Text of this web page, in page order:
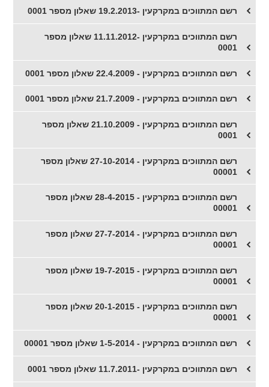
רשם המתווכים במקרקעין -19.2.2013 שאלון מספר 0001
​רשם המתווכים במקרקעין -11.11.2012 שאלון מספר
0001
​רשם המתווכים במקרקעין - 22.4.2009 שאלון מספר 0001
רשם המתווכים במקרקעין - 21.7.2009 שאלון מספר 0001
רשם המתווכים במקרקעין - 21.10.2009 שאלון מספר
0001
רשם המתווכים במקרקעין - 27-10-2014 שאלון מספר
00001
רשם המתווכים במקרקעין - 28-4-2015 שאלון מספר
00001
רשם המתווכים במקרקעין - 27-7-2014 שאלון מספר
00001
רשם המתווכים במקרקעין - 19-7-2015 שאלון מספר
00001
רשם המתווכים במקרקעין - 20-1-2015 שאלון מספר
00001
​רשם המתווכים במקרקעין - 1-5-2014 שאלון מספר 00001
רשם המתווכים במקרקעין -11.7.2011 שאלון מספר 0001